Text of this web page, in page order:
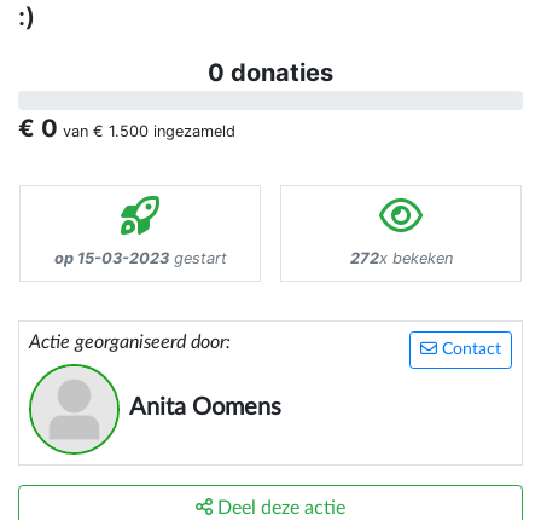
:)
0 donaties
€ 0 van € 1.500 ingezameld
op 15-03-2023gestart 272x bekeken
Contact
Actie georganiseerd door:
Anita Oomens
Deel deze actie